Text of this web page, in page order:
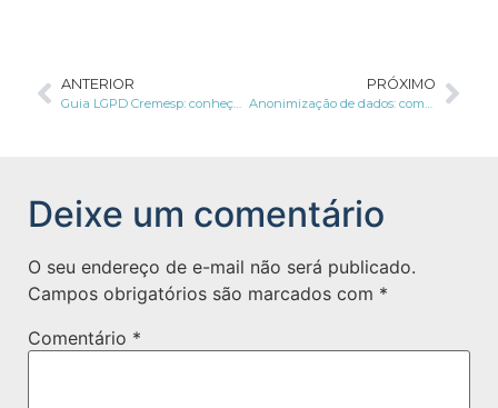
ANTERIOR
Guia LGPD Cremesp: conheça as orientações para a área da saúde
PRÓXIMO
Anonimização de dados: como a ação pode não ser o suficiente para proteção
Deixe um comentário
O seu endereço de e-mail não será publicado.
Campos obrigatórios são marcados com *
Comentário *